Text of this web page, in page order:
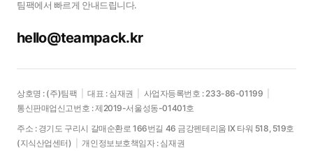
팀팩에서 빠르게 안내드립니다.
hello@teampack.kr
상호명 : (주)팀팩 대표 : 심재권 사업자등록번호 : 233-86-01199
통신판매업신고번호 : 제2019-서울성동-01401호
주소 : 경기도 구리시 갈매순환로 166번길 46 금강펜테리움 IX 타워 518, 519호
(지식산업센터)
개인정보보호책임자 : 심재권